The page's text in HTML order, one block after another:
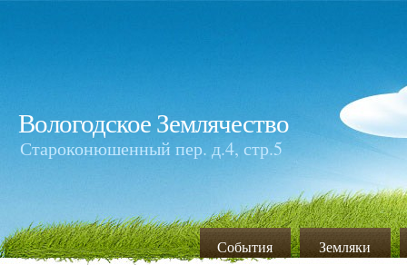
Вологодское Землячество
Староконюшенный пер. д.4, стр.5
События Земляки